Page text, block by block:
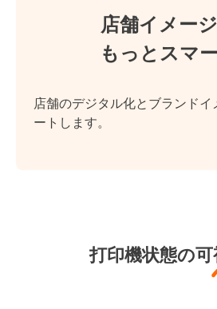
店舗イメージ
もっとスマ
店舗のデジタル化とブランド
ートします。
打印機状態の